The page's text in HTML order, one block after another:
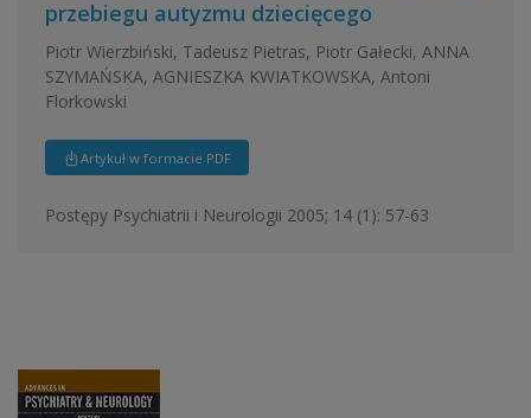
przebiegu autyzmu dziecięcego
Piotr Wierzbiński, Tadeusz Pietras, Piotr Gałecki, ANNA
SZYMAŃSKA, AGNIESZKA KWIATKOWSKA, Antoni
Florkowski
Artykuł w formacie PDF
Postępy Psychiatrii i Neurologii 2005; 14 (1): 57-63